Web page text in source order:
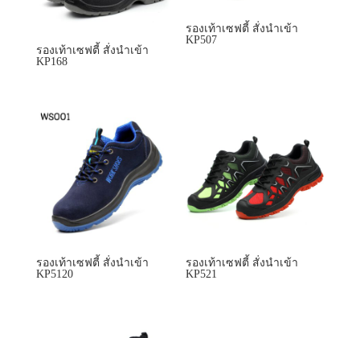
รองเท้าเซฟตี้ สั่งนำเข้า
KP168
รองเท้าเซฟตี้ สั่งนำเข้า
KP507
รองเท้าเซฟตี้ สั่งนำเข้า
KP5120
รองเท้าเซฟตี้ สั่งนำเข้า
KP521